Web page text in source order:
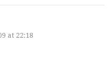
at 22:18